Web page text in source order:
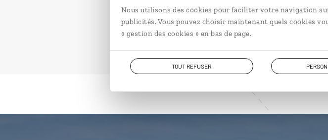
Nous utilisons des cookies pour faciliter votre navigation
publicités. Vous pouvez choisir maintenant quels cookies
« gestion des cookies » en bas de page.
TOUT REFUSER
VOIR NOS 6 IDÉES